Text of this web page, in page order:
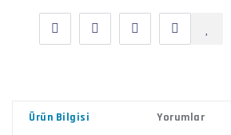
Ürün Bilgisi Yorumlar